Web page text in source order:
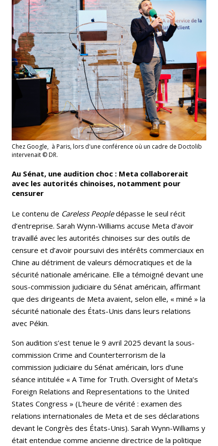
Chez Google, à Paris, lors d'une conférence où un cadre de Doctolib
intervenait © DR.
Au Sénat, une audition choc : Meta collaborerait
avec les autorités chinoises, notamment pour
censurer
Le contenu de Careless Peopledépasse le seul récit
d’entreprise. Sarah Wynn-Williams accuse Meta d’avoir
travaillé avec les autorités chinoises sur des outils de
censure et d’avoir poursuivi des intérêts commerciaux en
Chine au détriment de valeurs démocratiques et de la
sécurité nationale américaine. Elle a témoigné devant une
sous-commission judiciaire du Sénat américain, affirmant
que des dirigeants de Meta avaient, selon elle, « miné » la
sécurité nationale des États-Unis dans leurs relations
avec Pékin.
Son audition s’est tenue le 9 avril 2025 devant la sous-
commission Crime and Counterterrorism de la
commission judiciaire du Sénat américain, lors d’une
séance intitulée « A Time for Truth. Oversight of Meta’s
Foreign Relations and Representations to the United
States Congress » (L'heure de vérité : examen des
relations internationales de Meta et de ses déclarations
devant le Congrès des États-Unis). Sarah Wynn-Williams y
était entendue comme ancienne directrice de la politique